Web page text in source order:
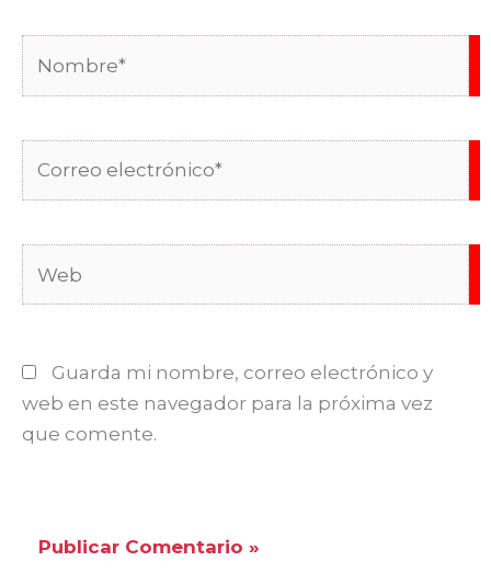
Nombre*
Correo
electrónico*
Web
Guarda mi nombre, correo electrónico y
web en este navegador para la próxima vez
que comente.